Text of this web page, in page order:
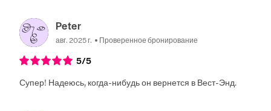
Peter
авг. 2025 г. Проверенное бронирование
5/5
Супер! Надеюсь, когда-нибудь он вернется в Вест-Энд.